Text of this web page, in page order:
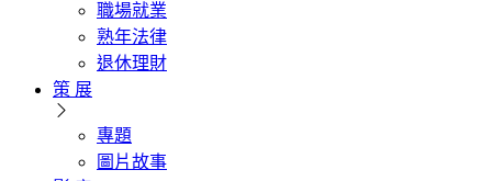
職場就業
熟年法律
退休理財
策 展
專題
圖片故事